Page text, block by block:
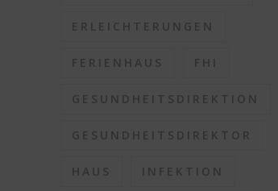
ERLEICHTERUNGEN
FERIENHAUS FHI
GESUNDHEITSDIREKTION
GESUNDHEITSDIREKTOR
HAUS INFEKTION